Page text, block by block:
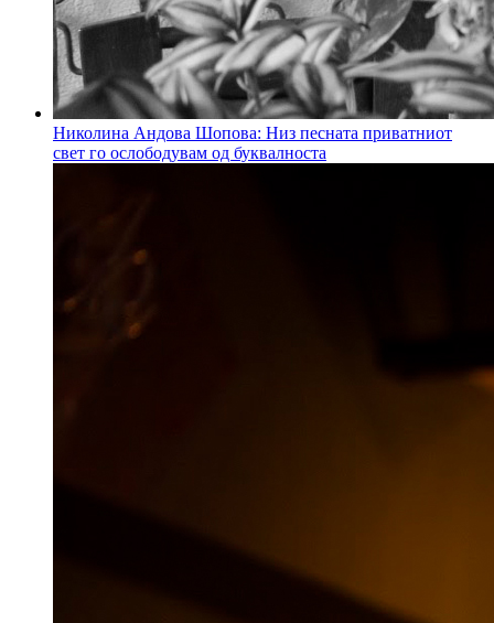
Николина Андова Шопова: Низ песната приватниот
свет го ослободувам од буквалноста